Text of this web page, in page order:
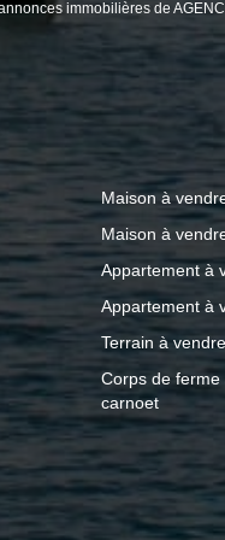
immobilières de
Maison à
Maison à
Appartement à
Appartement à
Terrain à
Corps de
carnoet